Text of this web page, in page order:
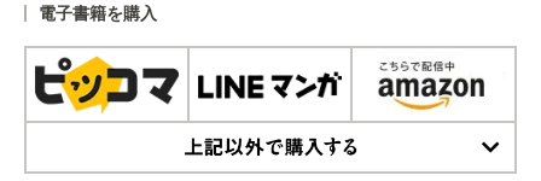
電子書籍を購入